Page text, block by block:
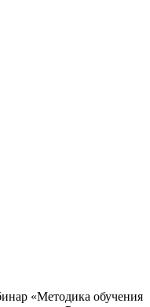
«Методика обучения